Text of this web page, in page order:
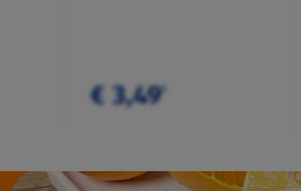
€ 3,49¹